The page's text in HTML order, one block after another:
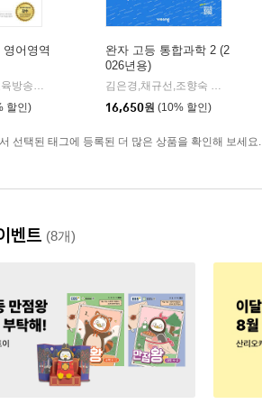
어영역
송공사
할인)
완자 고등 통합과학 2 (2
026년용)
김은경,채규선,조향숙 등저
16,650원 (10% 할인)
선택된 태그에 등록된 더 많은 상품을 확인해 보세요.
벤트 (8개)